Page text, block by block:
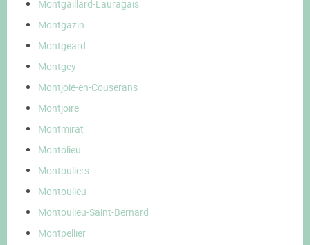
Montgaillard-Lauragais
Montgazin
Montgeard
Montgey
Montjoie-en-Couserans
Montjoire
Montmirat
Montolieu
Montouliers
Montoulieu
Montoulieu-Saint-Bernard
Montpellier